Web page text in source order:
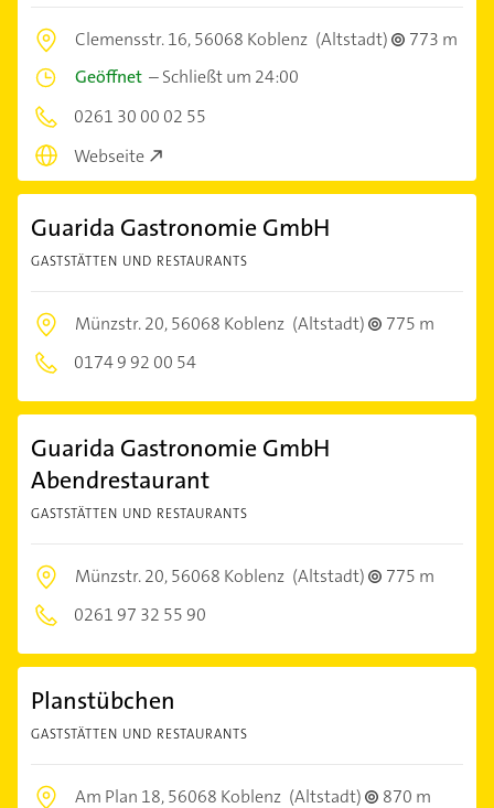
Clemensstr. 16,56068 Koblenz (Altstadt)
773 m
Geöffnet –Schließt um 24:00
0261 30 00 02 55
Webseite
Guarida Gastronomie GmbH
GASTSTÄTTEN UND RESTAURANTS
Münzstr. 20,56068 Koblenz (Altstadt)
775 m
0174 9 92 00 54
Guarida Gastronomie GmbH
Abendrestaurant
GASTSTÄTTEN UND RESTAURANTS
Münzstr. 20,56068 Koblenz (Altstadt)
775 m
0261 97 32 55 90
Planstübchen
GASTSTÄTTEN UND RESTAURANTS
Am Plan 18,56068 Koblenz (Altstadt)
870 m